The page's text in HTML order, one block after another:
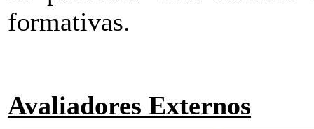
formativas.
Avaliadores Externos